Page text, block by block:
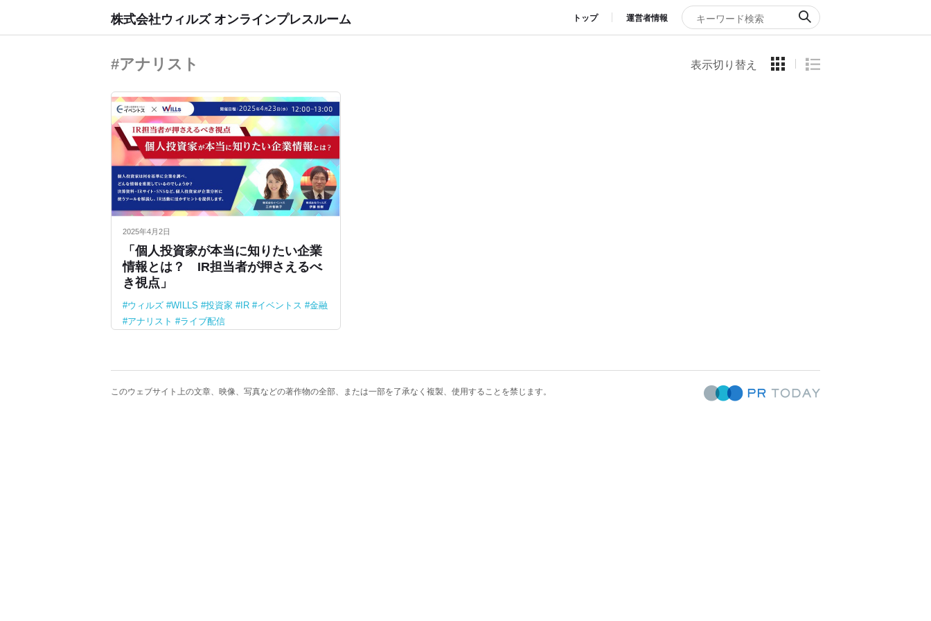
株式会社ウィルズ オンラインプレスルーム トップ 運営者情報
#アナリスト 表示切り替え
2025年4月2日
「個人投資家が本当に知りたい企業
情報とは？ IR担当者が押さえるべ
き視点」
ウィルズ WILLS 投資家 IR イベントス
金融
アナリスト
ライブ配信
このウェブサイト上の文章、映像、写真などの著作物の全部、または一部を了承なく複製、使用することを禁じます。